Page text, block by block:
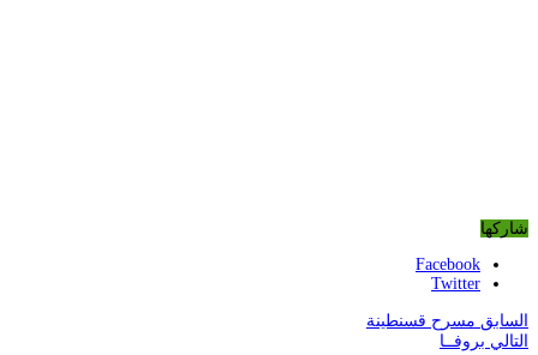
شاركها
Facebook
Twitter
السابق مسرح قسنطينة
التالي بروفــا